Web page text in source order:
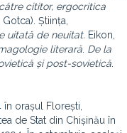
cititor, ergocritica
Știința,
uitată de neuitat. Eikon,
literară De la
și post-sovietică
orașul Florești,
de Stat din Chișinău în